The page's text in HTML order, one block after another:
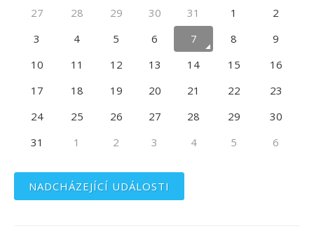
27
28 29 30 31 1
2
3
4 5 6 7 8
9
10
11 12 13 14 15
16
17
18 19 20 21 22
23
24
25 26 27 28 29
30
31
1 2 3 4 5 6
NADCHÁZEJÍCÍ UDÁLOSTI